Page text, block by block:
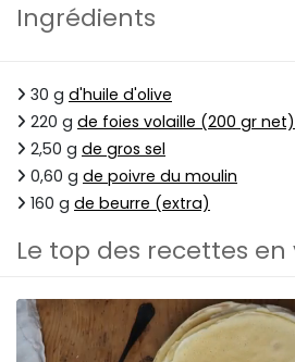
Ingrédients
30 g d'huile d'olive
220 g de foies volaille (200 gr net)
2,50 g de gros sel
0,60 g de poivre du moulin
160 g de beurre (extra)
Le top des recettes en